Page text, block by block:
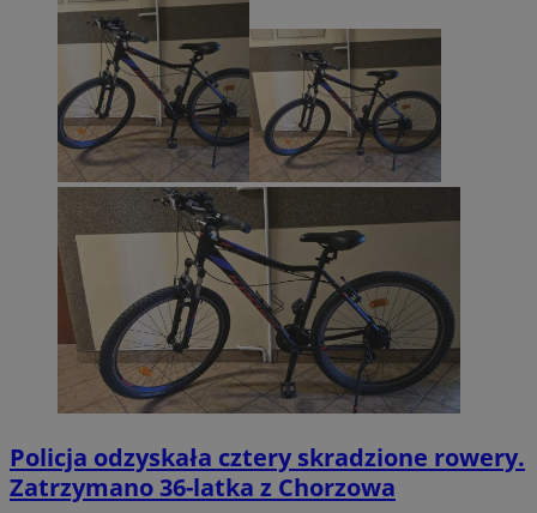
Policja odzyskała cztery skradzione rowery.
Zatrzymano 36-latka z Chorzowa